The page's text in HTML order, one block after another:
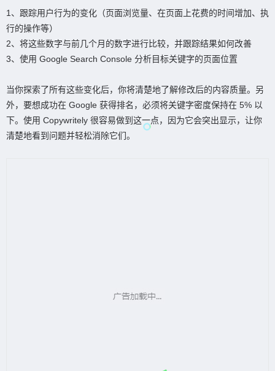
1、跟踪用户行为的变化（页面浏览量、在页面上花费的时间增加、执
行的操作等）
2、将这些数字与前几个月的数字进行比较，并跟踪结果如何改善
3、使用 Google Search Console 分析目标关键字的页面位置
当你探索了所有这些变化后，你将清楚地了解修改后的内容质量。另
外，要想成功在 Google 获得排名，必须将关键字密度保持在 5% 以
下。使用 Copywritely 很容易做到这一点，因为它会突出显示，让你
清楚地看到问题并轻松消除它们。